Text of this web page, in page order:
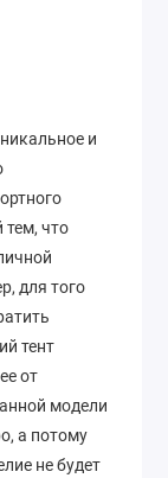
и
тем, что
для того
тент
от
модели
а потому
не будет